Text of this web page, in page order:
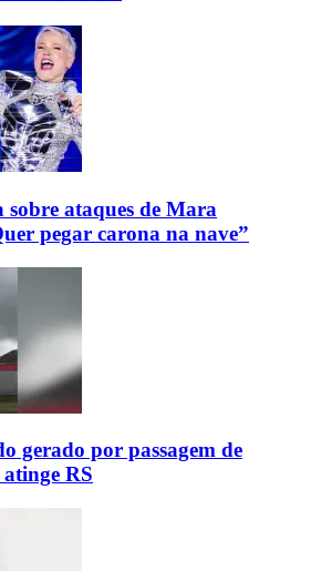
sobre ataques de Mara
pegar carona na nave”
gerado por passagem de
RS